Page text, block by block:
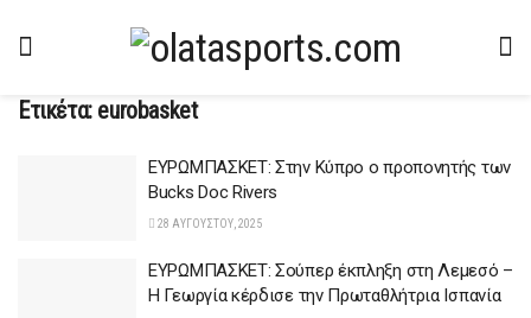
Ετικέτα: eurobasket
ΕΥΡΩΜΠΑΣΚΕΤ: Στην Κύπρο ο προπονητής των
Bucks Doc Rivers
28 ΑΥΓΟΎΣΤΟΥ, 2025
ΕΥΡΩΜΠΑΣΚΕΤ: Σούπερ έκπληξη στη Λεμεσό –
Η Γεωργία κέρδισε την Πρωταθλήτρια Ισπανία